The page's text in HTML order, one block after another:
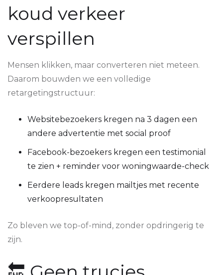
koud verkeer
verspillen
Mensen klikken, maar converteren niet meteen.
Daarom bouwden we een volledige
retargetingstructuur:
Websitebezoekers kregen na 3 dagen een
andere advertentie met social proof
Facebook-bezoekers kregen een testimonial
te zien + reminder voor woningwaarde-check
Eerdere leads kregen mailtjes met recente
verkoopresultaten
Zo bleven we top-of-mind, zonder opdringerig te
zijn.